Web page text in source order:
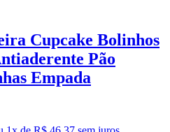
Cupcake Bolinhos
Pão
Empada